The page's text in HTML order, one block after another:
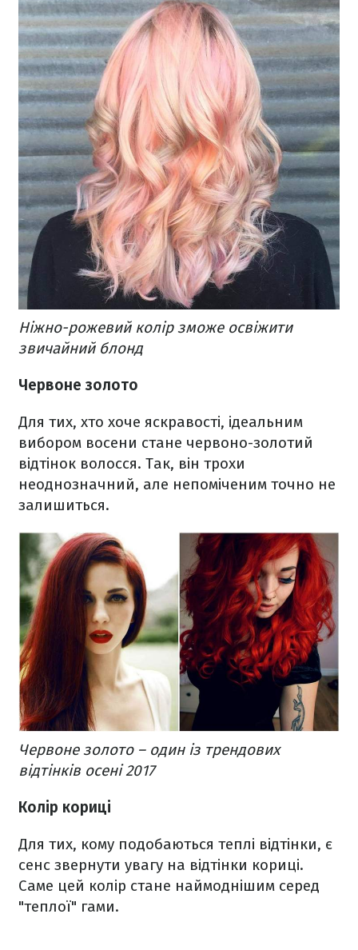
Ніжно-рожевий колір зможе освіжити
звичайний блонд
Червоне золото
Для тих, хто хоче яскравості, ідеальним
вибором восени стане червоно-золотий
відтінок волосся. Так, він трохи
неоднозначний, але непоміченим точно не
залишиться.
Червоне золото – один із трендових
відтінків осені 2017
Колір кориці
Для тих, кому подобаються теплі відтінки, є
сенс звернути увагу на відтінки кориці.
Саме цей колір стане наймоднішим серед
"теплої" гами.